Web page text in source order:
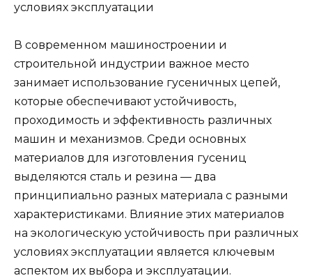
условиях эксплуатации
В современном машиностроении и
строительной индустрии важное место
занимает использование гусеничных цепей,
которые обеспечивают устойчивость,
проходимость и эффективность различных
машин и механизмов. Среди основных
материалов для изготовления гусениц
выделяются сталь и резина — два
принципиально разных материала с разными
характеристиками. Влияние этих материалов
на экологическую устойчивость при различных
условиях эксплуатации является ключевым
аспектом их выбора и эксплуатации.